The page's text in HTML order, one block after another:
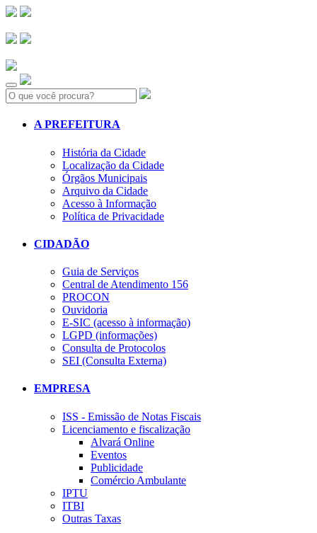
Search:
A PREFEITURA
História da Cidade
Localização da Cidade
Órgãos Municipais
Arquivo da Cidade
Acesso à Informação
Política de Privacidade
CIDADÃO
Guia de Serviços
Central de Atendimento 156
PROCON
Ouvidoria
E-SIC (acesso à informação)
LGPD (informações)
Consulta de Protocolos
SEI (Consulta Externa)
EMPRESA
ISS - Emissão de Notas Fiscais
Licenciamento e fiscalização
Alvará Online
Eventos
Publicidade
Comércio Ambulante
IPTU
ITBI
Outras Taxas